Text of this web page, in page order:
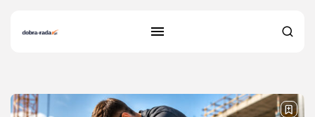
1 results found